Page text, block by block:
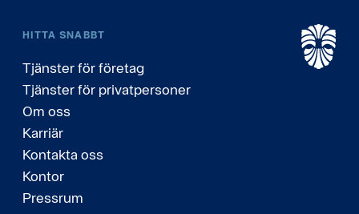
HITTA SNABBT
Tjänster för företag
Tjänster för privatpersoner
Om oss
Karriär
Kontakta oss
Kontor
Pressrum